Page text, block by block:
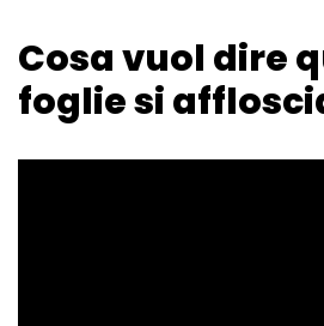
Cosa vuol dire
foglie si